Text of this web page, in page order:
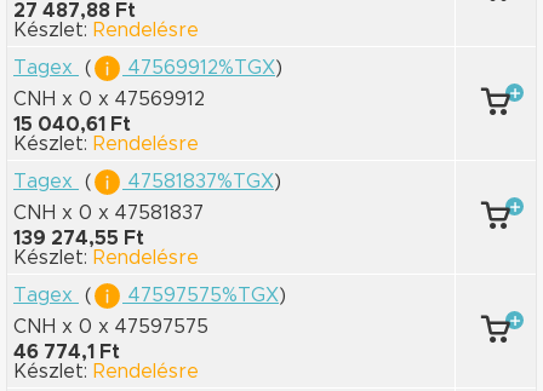
27 487,88 Ft
Készlet: Rendelésre
Tagex
( 47569912%TGX)
CNH x 0 x 47569912
15 040,61 Ft
Készlet: Rendelésre
Tagex
( 47581837%TGX)
CNH x 0 x 47581837
139 274,55 Ft
Készlet: Rendelésre
Tagex
( 47597575%TGX)
CNH x 0 x 47597575
46 774,1 Ft
Készlet: Rendelésre